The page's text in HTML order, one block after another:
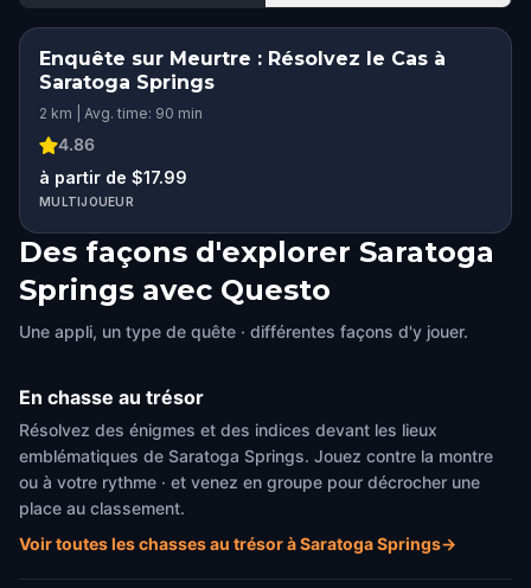
Enquête sur Meurtre : Résolvez le Cas à
Saratoga Springs
2 km | Avg. time: 90 min
4.86
à partir de $17.99
MULTIJOUEUR
Des façons d'explorer Saratoga
Springs avec Questo
Une appli, un type de quête · différentes façons d'y jouer.
En chasse au trésor
Résolvez des énigmes et des indices devant les lieux
emblématiques de Saratoga Springs. Jouez contre la montre
ou à votre rythme · et venez en groupe pour décrocher une
place au classement.
Voir toutes les chasses au trésor à Saratoga Springs→